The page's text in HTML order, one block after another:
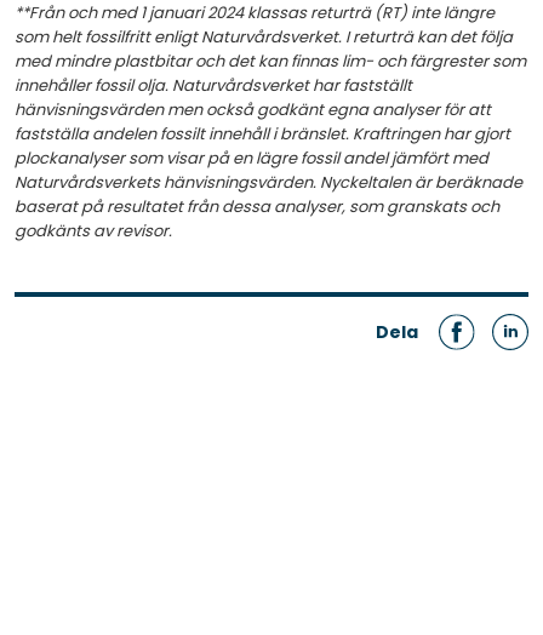
**Från och med 1 januari 2024 klassas returträ (RT) inte längre
som helt fossilfritt enligt Naturvårdsverket. I returträ kan det följa
med mindre plastbitar och det kan finnas lim- och färgrester som
innehåller fossil olja. Naturvårdsverket har fastställt
hänvisningsvärden men också godkänt egna analyser för att
fastställa andelen fossilt innehåll i bränslet. Kraftringen har gjort
plockanalyser som visar på en lägre fossil andel jämfört med
Naturvårdsverkets hänvisningsvärden. Nyckeltalen är beräknade
baserat på resultatet från dessa analyser, som granskats och
godkänts av revisor.
Dela